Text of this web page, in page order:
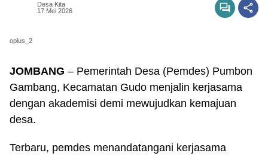
Desa Kita
17 Mei 2026
oplus_2
JOMBANG – Pemerintah Desa (Pemdes) Pumbon
Gambang, Kecamatan Gudo menjalin kerjasama
dengan akademisi demi mewujudkan kemajuan
desa.
Terbaru, pemdes menandatangani kerjasama